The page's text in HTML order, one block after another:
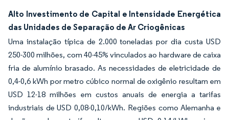
Alto Investimento de Capital e Intensidade Energética
das Unidades de Separação de Ar Criogênicas
Uma instalação típica de 2.000 toneladas por dia custa USD
250-300 milhões, com 40-45% vinculados ao hardware de caixa
fria de alumínio brasado. As necessidades de eletricidade de
0,4-0,6 kWh por metro cúbico normal de oxigênio resultam em
USD 12-18 milhões em custos anuais de energia a tarifas
industriais de USD 0,08-0,10/kWh. Regiões como Alemanha e